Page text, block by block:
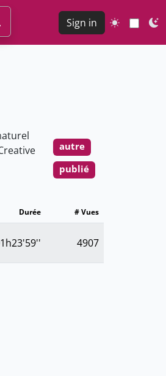
Sign in
autre
publié
Durée # Vues
4907